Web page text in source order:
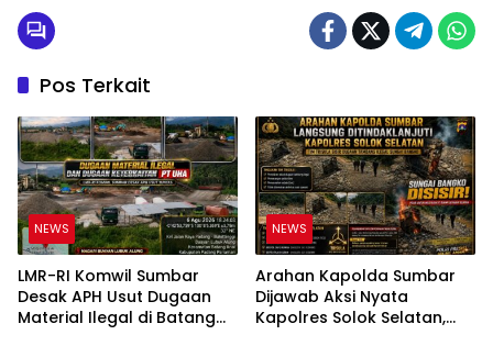
Pos Terkait
NEWS
LMR-RI Komwil Sumbar
Desak APH Usut Dugaan
Material Ilegal di Batang
NEWS
Arahan Kapolda Sumbar
Dijawab Aksi Nyata
Kapolres Solok Selatan,